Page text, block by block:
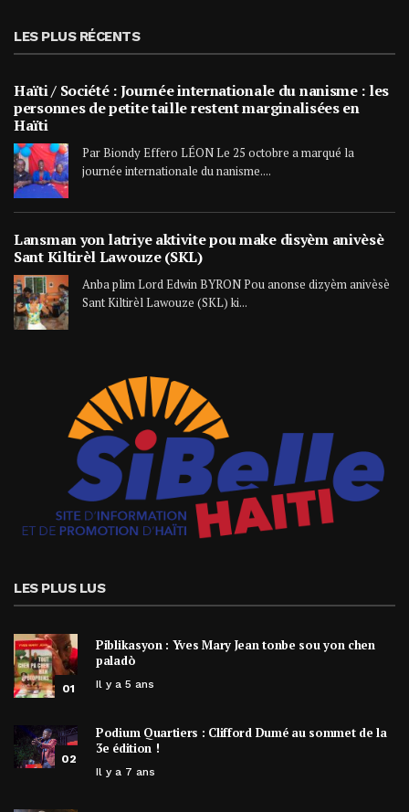
LES PLUS RÉCENTS
Haïti / Société : Journée internationale du nanisme : les
personnes de petite taille restent marginalisées en
Haïti
Par Biondy Effero LÉON Le 25 octobre a marqué la
journée internationale du nanisme....
Lansman yon latriye aktivite pou make disyèm anivèsè
Sant Kiltirèl Lawouze (SKL)
Anba plim Lord Edwin BYRON Pou anonse dizyèm anivèsè
Sant Kiltirèl Lawouze (SKL) ki...
LES PLUS LUS
01
Piblikasyon : Yves Mary Jean tonbe sou yon chen
paladò
Il y a 5 ans
02
Podium Quartiers : Clifford Dumé au sommet de la
3e édition !
Il y a 7 ans